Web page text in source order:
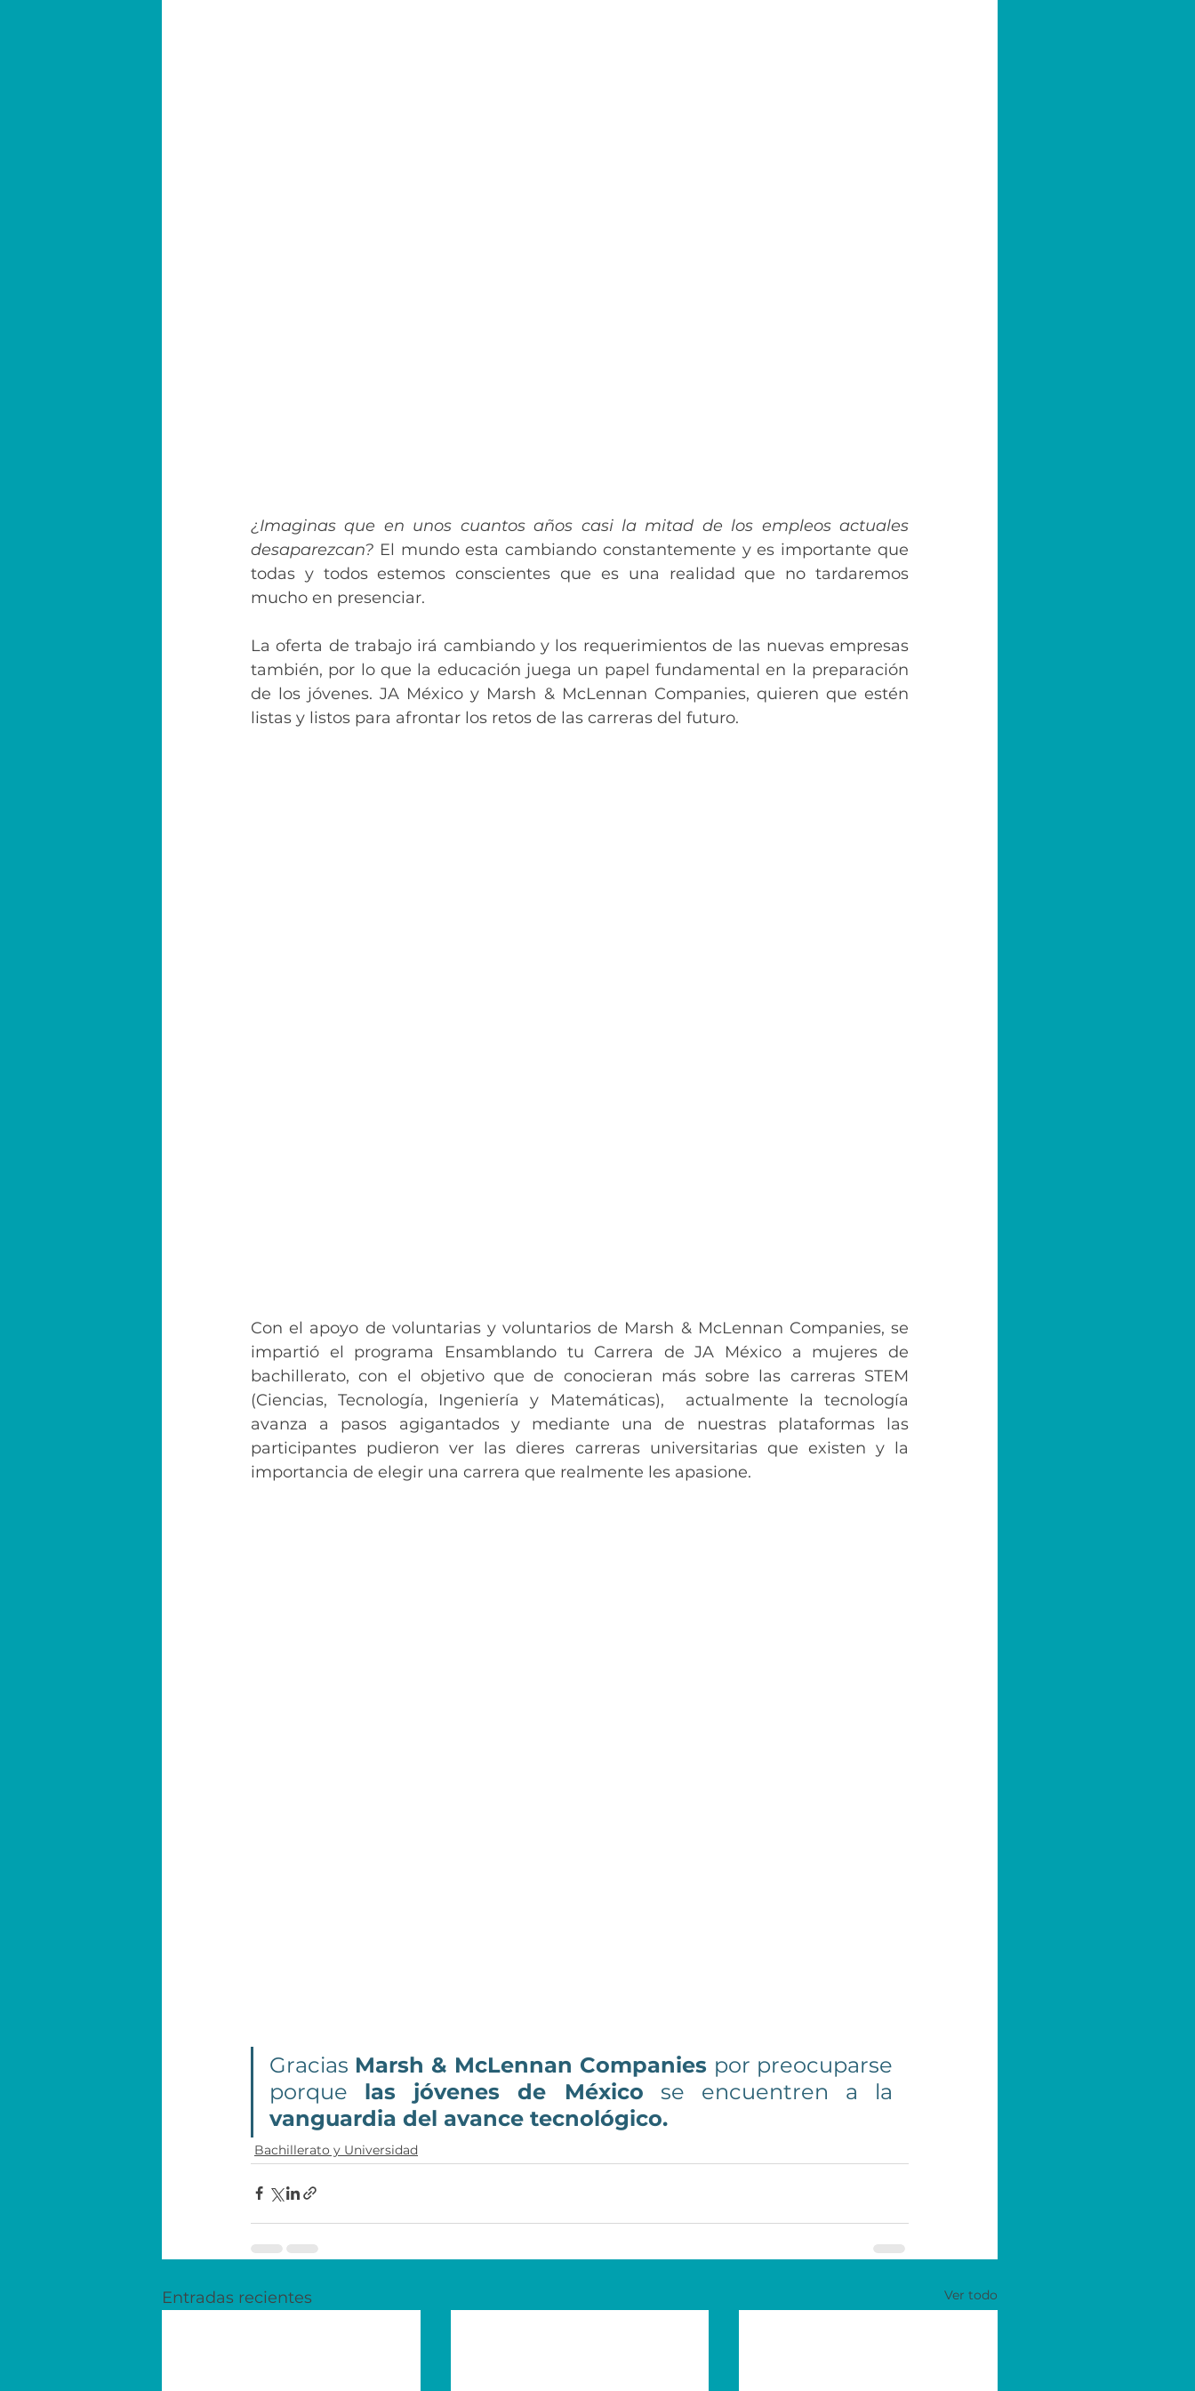
¿Imaginas que en unos cuantos años casi la mitad de los empleos actuales
desaparezcan? El mundo esta cambiando constantemente y es importante que
todas y todos estemos conscientes que es una realidad que no tardaremos
mucho en presenciar.
La oferta de trabajo irá cambiando y los requerimientos de las nuevas empresas
también, por lo que la educación juega un papel fundamental en la preparación
de los jóvenes. JA México y Marsh & McLennan Companies, quieren que estén
listas y listos para afrontar los retos de las carreras del futuro.
Con el apoyo de voluntarias y voluntarios de Marsh & McLennan Companies, se
impartió el programa Ensamblando tu Carrera de JA México a mujeres de
bachillerato, con el objetivo que de conocieran más sobre las carreras STEM
(Ciencias, Tecnología, Ingeniería y Matemáticas),
actualmente la tecnología
avanza a pasos agigantados y mediante una de nuestras plataformas las
participantes pudieron ver las dieres carreras universitarias que existen y la
importancia de elegir una carrera que realmente les apasione.
Gracias Marsh & McLennan Companies por preocuparse
porque las jóvenes de México se
vanguardia del avance tecnológico.
Bachillerato y Universidad
Entradas recientes Ver todo